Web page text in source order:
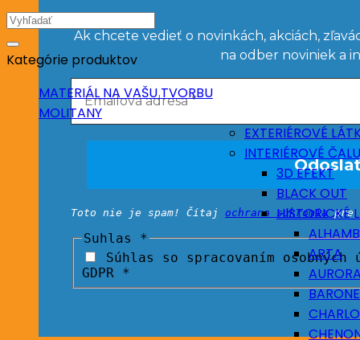
Ak chcete vedieť o novinkách, akciách,
na odber noviniek a
Toto nie je spam! Čítaj ochrana súkromiapre
Suhlas *
Súhlas so spracovaním
GDPR *
Hľadať:
Kategórie produktov
MATERIÁL NA VAŠU TVORBU
MOLITANY
EXTERIÉROVÉ
INTERIÉROVÉ
3D EFEKT
BLACK OUT
HISTORICKÉ
ARTA
AURORA